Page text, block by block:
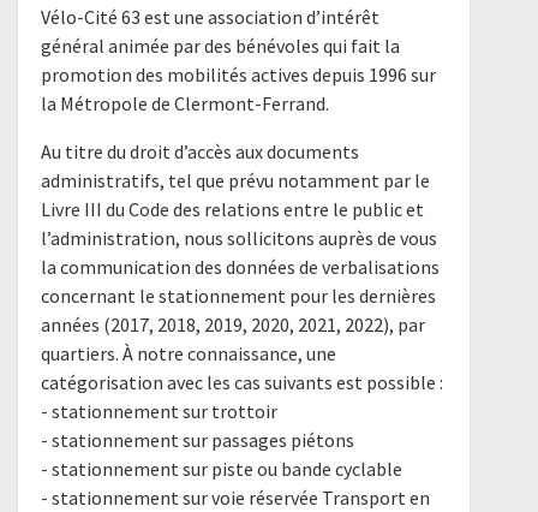
Vélo-Cité 63 est une association d’intérêt
général animée par des bénévoles qui fait la
promotion des mobilités actives depuis 1996 sur
la Métropole de Clermont-Ferrand.
Au titre du droit d’accès aux documents
administratifs, tel que prévu notamment par le
Livre III du Code des relations entre le public et
l’administration, nous sollicitons auprès de vous
la communication des données de verbalisations
concernant le stationnement pour les dernières
années (2017, 2018, 2019, 2020, 2021, 2022), par
quartiers. À notre connaissance, une
catégorisation avec les cas suivants est possible :
- stationnement sur trottoir
- stationnement sur passages piétons
- stationnement sur piste ou bande cyclable
- stationnement sur voie réservée Transport en